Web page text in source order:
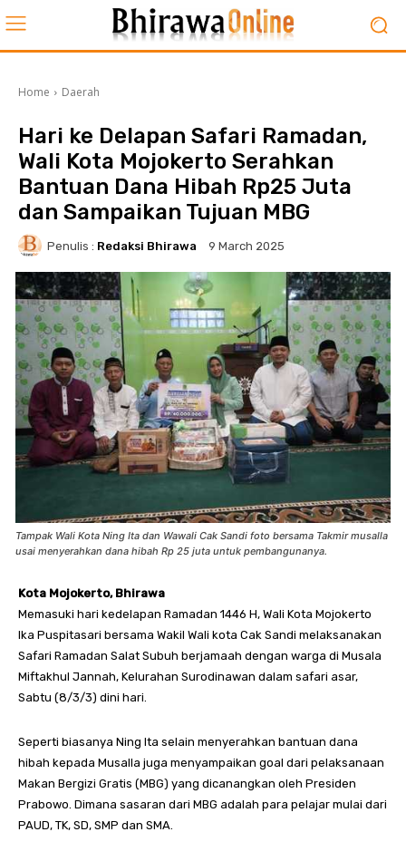
Home Daerah
Hari ke Delapan Safari Ramadan,
Wali Kota Mojokerto Serahkan
Bantuan Dana Hibah Rp25 Juta
dan Sampaikan Tujuan MBG
Penulis : Redaksi Bhirawa 9 March 2025
Tampak Wali Kota Ning Ita dan Wawali Cak Sandi foto bersama Takmir musalla
usai menyerahkan dana hibah Rp 25 juta untuk pembangunanya.
Kota Mojokerto, Bhirawa
Memasuki hari kedelapan Ramadan 1446 H, Wali Kota Mojokerto
Ika Puspitasari bersama Wakil Wali kota Cak Sandi melaksanakan
Safari Ramadan Salat Subuh berjamaah dengan warga di Musala
Miftakhul Jannah, Kelurahan Surodinawan dalam safari asar,
Sabtu (8/3/3) dini hari.
Seperti biasanya Ning Ita selain menyerahkan bantuan dana
hibah kepada Musalla juga menyampaikan goal dari pelaksanaan
Makan Bergizi Gratis (MBG) yang dicanangkan oleh Presiden
Prabowo. Dimana sasaran dari MBG adalah para pelajar mulai dari
PAUD, TK, SD, SMP dan SMA.